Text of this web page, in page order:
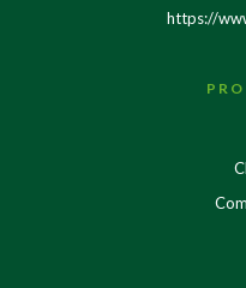
https://